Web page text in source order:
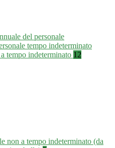
del personale
tempo indeterminato
tempo indeterminato 12
non a tempo indeterminato (da